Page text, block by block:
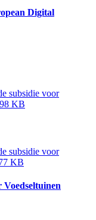
Digital
subsidie voor
KB
subsidie voor
KB